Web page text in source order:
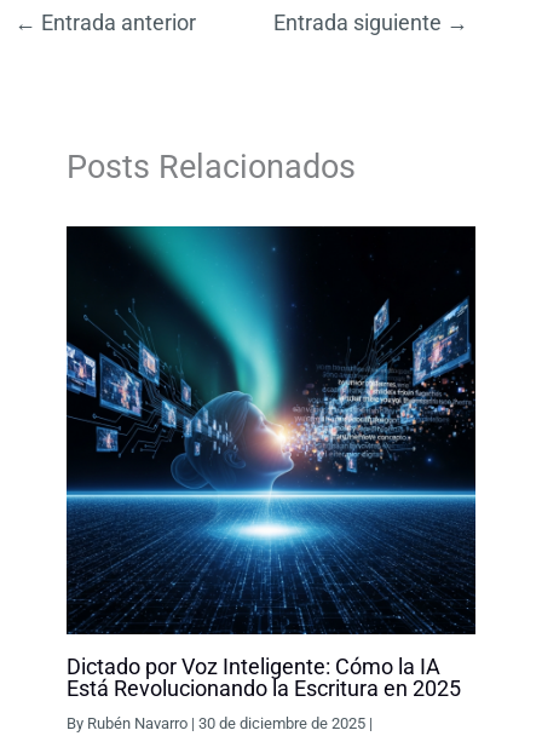
c
n
d
I
n
a
A
p
p
i
n
k
a
← Entrada anterior Entrada siguiente →
Posts Relacionados
Dictado por Voz Inteligente: Cómo la IA
Está Revolucionando la Escritura en 2025
By Rubén Navarro |30 de diciembre de 2025 |